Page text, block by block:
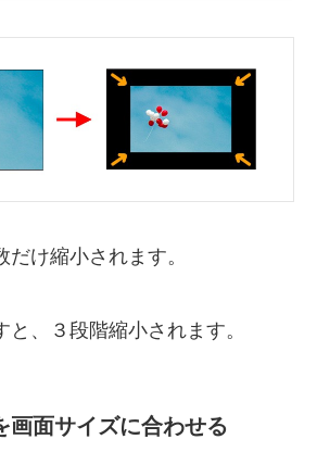
け縮小されます。
、３段階縮小されます。
画面サイズに合わせる